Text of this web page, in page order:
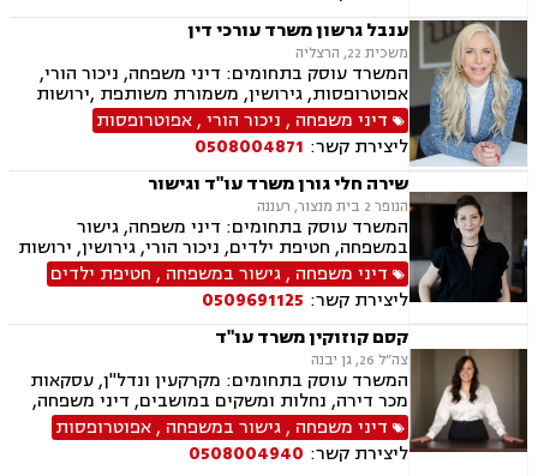
מעמד אישי, תיאום הורי, ניכור הורי, זמני שהות
ענבל גרשון משרד עורכי דין
משכית 22, הרצליה
המשרד עוסק בתחומים: דיני משפחה, ניכור הורי,
אפוטרופסות, גירושין, משמורת משותפת ,ירושות
וצוואות, לשון הרע, ייפוי כוח מתמשך
דיני משפחה , ניכור הורי,אפוטרופסות
ליצירת קשר: 0508004871
שירה חלי גורן משרד עו"ד וגישור
הנופר 2 בית מנצור, רעננה
המשרד עוסק בתחומים: דיני משפחה, גישור
במשפחה, חטיפת ילדים, ניכור הורי, גירושין, ירושות
וצוואות, ייפוי כוח מתמשך, אפוטרופסות, משמורת,
מזונות, אבהות, מעמד אישי, חלוקת רכוש, תיאום
הורי, ידועים בציבור, הסכמי ממון, זמני שהות, הורות
חד מינית, נישואים אזרחיים, חלוקת רכוש
דיני משפחה ,גישור במשפחה , חטיפת ילדים
ליצירת קשר: 0509691125
קסם קוזוקין משרד עו"ד
צה״ל 26, גן יבנה
המשרד עוסק בתחומים: מקרקעין ונדל"ן, עסקאות
מכר דירה, נחלות ומשקים במושבים, דיני משפחה,
גישור במשפחה, אפוטרופסות, הסכמי ממון, אבהות,
מזונות, משמורת, גירושין, הורות חד מינית, חלוקת
רכוש, חטיפת ילדים, ניכור הורי
דיני משפחה ,גישור במשפחה ,אפוטרופסות
ליצירת קשר: 0508004940